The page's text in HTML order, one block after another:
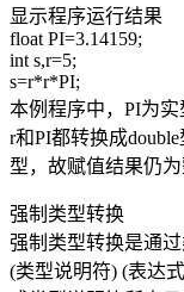
显示程序运行结果
float PI=3.14159;
int s,r=5;
s=r*r*PI;
本例程序中，PI为实
r和PI都转换成
型，故赋值结果仍
强制类型转换
强制类型转换是通
(类型说明符) (表达